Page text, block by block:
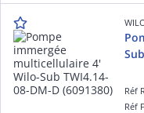
Réf
Réf